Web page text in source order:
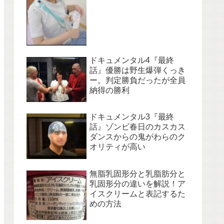
ドキュメンタル4『最終
話』優勝は野生爆弾くっき
ー。判定勝負だったが全員
納得の勝利
ドキュメンタル3『最終
話』ゾンビ春日のカスカス
ダンスからの鬼がわらのク
オリティが高い
無脂乳固形分と乳脂肪分と
乳固形分の違いを解説！ア
イスクリームと表記するた
めの方法